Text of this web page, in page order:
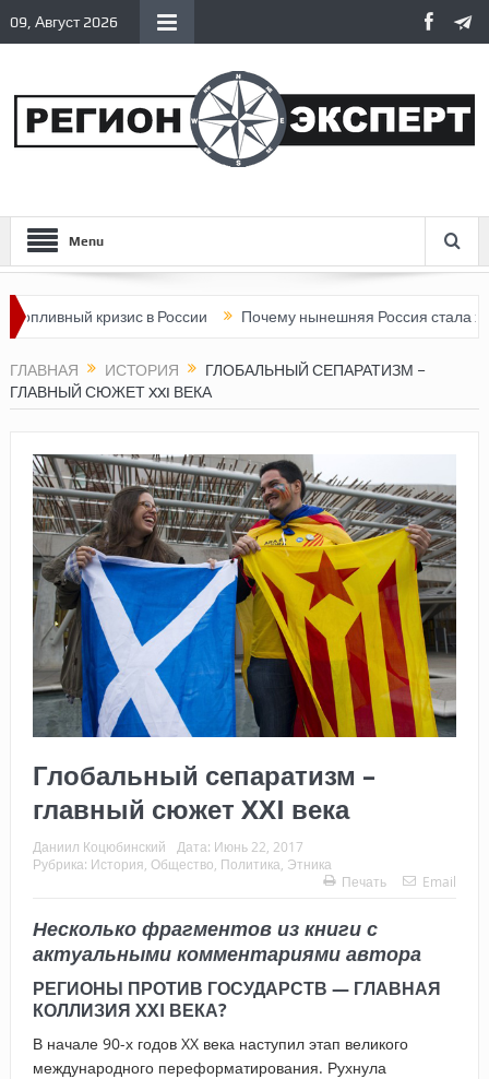
09, Август 2026
Menu
кризис в России Почему нынешняя Россия стала хуже, чем
ГЛАВНАЯ ИСТОРИЯ
ГЛОБАЛЬНЫЙ СЕПАРАТИЗМ –
ГЛАВНЫЙ СЮЖЕТ XXI ВЕКА
Глобальный сепаратизм –
главный сюжет XXI века
Даниил Коцюбинский Дата: Июнь 22, 2017
Рубрика: История Общество Политика Этника
Печать
Email
Несколько фрагментов из книги с
актуальными комментариями автора
РЕГИОНЫ ПРОТИВ ГОСУДАРСТВ — ГЛАВНАЯ
КОЛЛИЗИЯ XXI ВЕКА?
В начале 90-х годов XX века наступил этап великого
международного переформатирования. Рухнула